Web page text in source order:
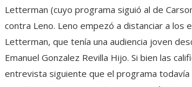
Letterman (cuyo programa siguió al de
contra Leno. Leno empezó a distanciar a los
Letterman, que tenía una audiencia joven
Emanuel Gonzalez Revilla Hijo. Si bien las
entrevista siguiente que el programa